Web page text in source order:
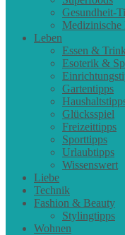
Gesundheit-
Medizinische
Leben
Essen &
Esoterik &
Gartentipps
Glücksspiel
Freizeittipps
Sporttipps
Urlaubtipps
Wissenswert
Liebe
Technik
Fashion & Beauty
Stylingtipps
Wohnen